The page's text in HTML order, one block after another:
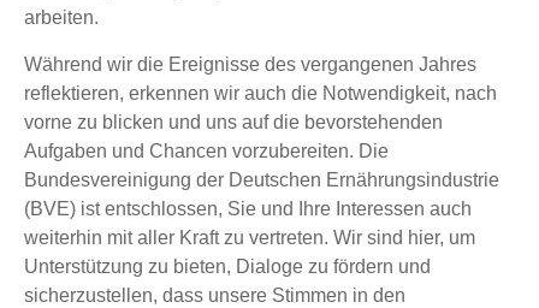
arbeiten.
Während wir die Ereignisse des vergangenen Jahres
reflektieren, erkennen wir auch die Notwendigkeit, nach
vorne zu blicken und uns auf die bevorstehenden
Aufgaben und Chancen vorzubereiten. Die
Bundesvereinigung der Deutschen Ernährungsindustrie
(BVE) ist entschlossen, Sie und Ihre Interessen auch
weiterhin mit aller Kraft zu vertreten. Wir sind hier, um
Unterstützung zu bieten, Dialoge zu fördern und
sicherzustellen, dass unsere Stimmen in den